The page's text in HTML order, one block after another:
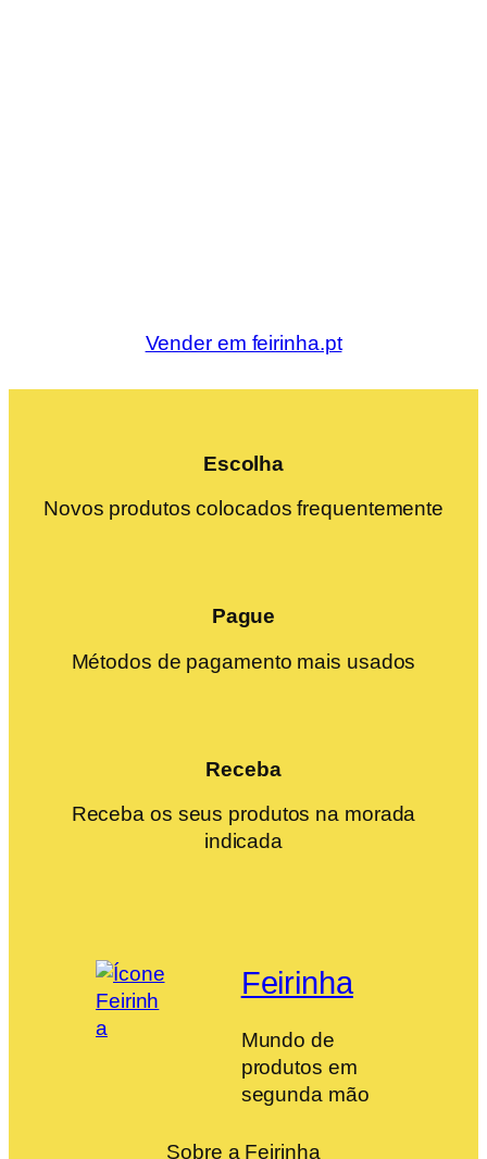
Vender em feirinha.pt
Escolha
Novos produtos colocados frequentemente
Pague
Métodos de pagamento mais usados
Receba
Receba os seus produtos na morada
indicada
Feirinha
Mundo de
produtos em
segunda mão
Sobre a Feirinha